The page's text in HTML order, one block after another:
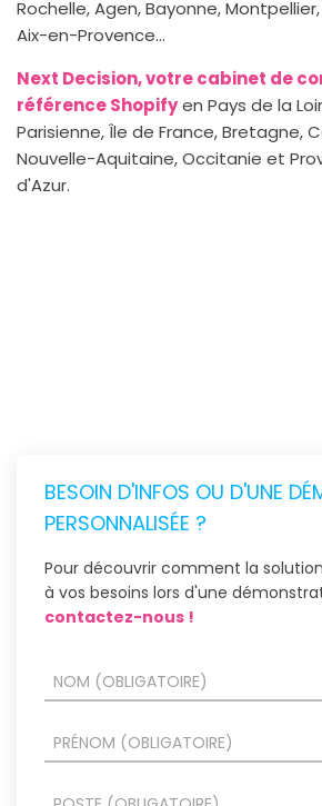
Rochelle, Agen, Bayonne,
Aix-en-Provence...
Next Decision, votre cabinet de
référence Shopifyen Pays de la
Parisienne, Île de France, Bretagne,
Nouvelle-Aquitaine, Occitanie et
d'Azur.
BESOIN D'INFOS OU D'UNE
PERSONNALISÉE ?
Pour découvrir comment la
à vos besoins lors d'une
contactez-nous !